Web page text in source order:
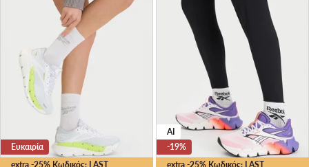
extra -25% Κωδικός: LAST
Ευκαιρία
extra -25% Κωδικός: LAST
AI
-19%